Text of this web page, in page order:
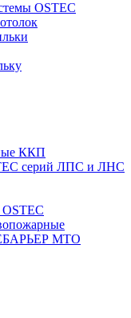
OSTEC
ККП
серий ЛПС и ЛНС
МТО